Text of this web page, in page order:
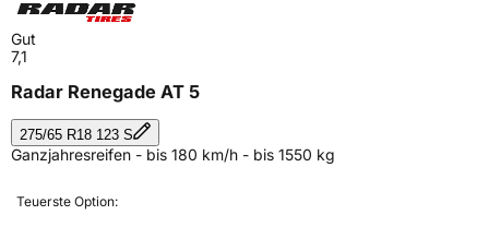
Gut
7,1
Radar Renegade AT 5
275/65 R18 123 S
Ganzjahresreifen - bis 180 km/h - bis 1550 kg
Teuerste Option: